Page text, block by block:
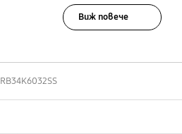
Виж повече
RB34K6032SS